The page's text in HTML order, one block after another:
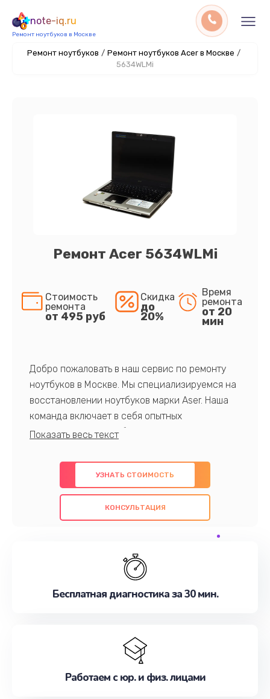
note-iq.ru
Ремонт ноутбуков в Москве
Ремонт ноутбуков / Ремонт ноутбуков Acer в Москве /
5634WLMi
Ремонт Acer 5634WLMi
Стоимость
ремонта
от 495 руб
Скидка
до
20%
Время
ремонта
от 20
мин
Добро пожаловать в наш сервис по ремонту
ноутбуков в Москве. Мы специализируемся на
восстановлении ноутбуков марки Aser. Наша
команда включает в себя опытных
профессионалов с обширными знаниями и
предлагаем быстрый и качественный ремонт с
использованием оригинальных компонентов, а
также гарантируем качество всех
проведенных работ. Наша цель - предоставить
обслуживание, удовлетворяя их потребности
наилучшим образом. Не медлите записаться на
УЗНАТЬ СТОИМОСТЬ
КОНСУЛЬТАЦИЯ
Бесплатная диагностика за 30 мин.
Работаем с юр. и физ. лицами